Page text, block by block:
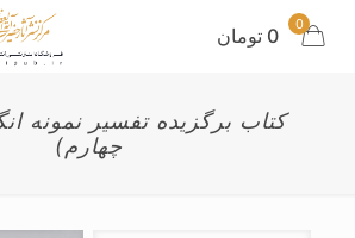
0 0 تومان
کتاب برگزیده تفسیر نمونه
چهارم)